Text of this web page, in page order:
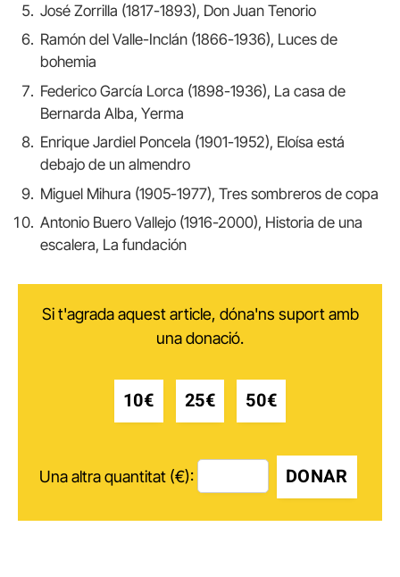
José Zorrilla (1817-1893), Don Juan Tenorio
Ramón del Valle-Inclán (1866-1936), Luces de
bohemia
Federico García Lorca (1898-1936), La casa de
Bernarda Alba, Yerma
Enrique Jardiel Poncela (1901-1952), Eloísa está
debajo de un almendro
Miguel Mihura (1905-1977), Tres sombreros de copa
Antonio Buero Vallejo (1916-2000), Historia de una
escalera, La fundación
Si t'agrada aquest article, dóna'ns suport amb
una donació.
10€ 25€ 50€
Una altra quantitat (€): DONAR